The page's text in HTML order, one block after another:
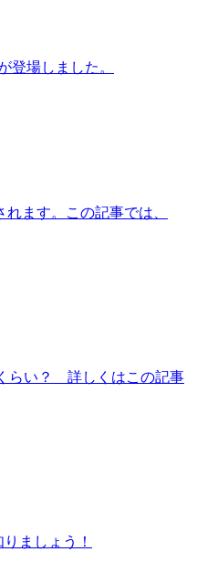
登場しました。
ます。この記事では、
らい？ 詳しくはこの記事
ましょう！